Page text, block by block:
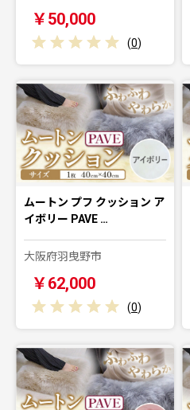
￥50,000
(0)
ムートン プフ クッション ア
イボリー PAVE …
大阪府羽曳野市
￥62,000
(0)